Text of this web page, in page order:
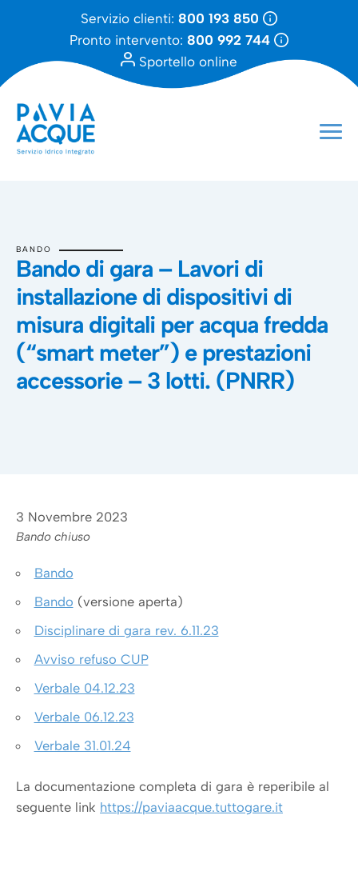
Servizio clienti: 800 193 850
Pronto intervento: 800 992 744
Sportello online
BANDO
Bando di gara – Lavori di
installazione di dispositivi di
misura digitali per acqua fredda
(“smart meter”) e prestazioni
accessorie – 3 lotti. (PNRR)
3 Novembre 2023
Bando chiuso
Bando
Bando (versione aperta)
Disciplinare di gara rev. 6.11.23
Avviso refuso CUP
Verbale 04.12.23
Verbale 06.12.23
Verbale 31.01.24
La documentazione completa di gara è reperibile al
seguente link https://paviaacque.tuttogare.it